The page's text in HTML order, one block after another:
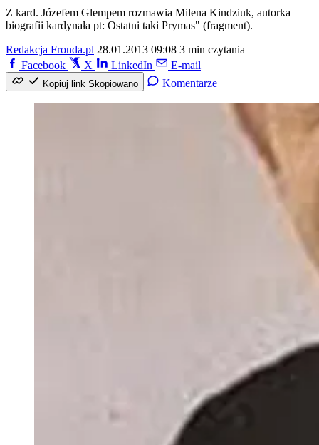
Z kard. Józefem Glempem rozmawia Milena Kindziuk, autorka
biografii kardynała pt: Ostatni taki Prymas" (fragment).
Redakcja Fronda.pl 28.01.2013 09:08 3 min czytania
Facebook
X LinkedIn E-mail
Kopiuj link Skopiowano Komentarze